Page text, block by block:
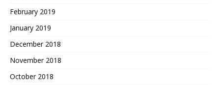
February 2019
January 2019
December 2018
November 2018
October 2018